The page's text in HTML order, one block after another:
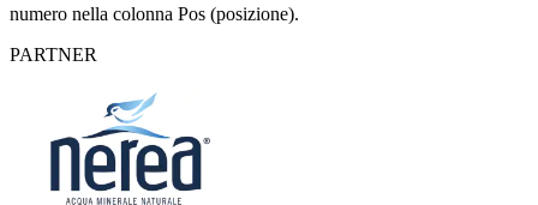
numero nella colonna Pos (posizione).
PARTNER